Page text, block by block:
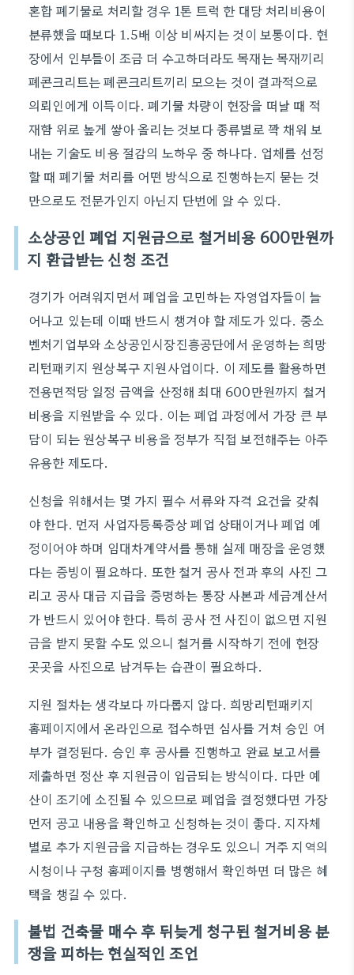
혼합 폐기물로 처리할 경우 1톤 트럭 한 대당 처리비용이
분류했을 때보다 1.5배 이상 비싸지는 것이 보통이다. 현
장에서 인부들이 조금 더 수고하더라도 목재는 목재끼리
폐콘크리트는 폐콘크리트끼리 모으는 것이 결과적으로
의뢰인에게 이득이다. 폐기물 차량이 현장을 떠날 때 적
재함 위로 높게 쌓아 올리는 것보다 종류별로 꽉 채워 보
내는 기술도 비용 절감의 노하우 중 하나다. 업체를 선정
할 때 폐기물 처리를 어떤 방식으로 진행하는지 묻는 것
만으로도 전문가인지 아닌지 단번에 알 수 있다.
소상공인 폐업 지원금으로 철거비용 600만원까
지 환급받는 신청 조건
경기가 어려워지면서 폐업을 고민하는 자영업자들이 늘
어나고 있는데 이때 반드시 챙겨야 할 제도가 있다. 중소
벤처기업부와 소상공인시장진흥공단에서 운영하는 희망
리턴패키지 원상복구 지원사업이다. 이 제도를 활용하면
전용면적당 일정 금액을 산정해 최대 600만원까지 철거
비용을 지원받을 수 있다. 이는 폐업 과정에서 가장 큰 부
담이 되는 원상복구 비용을 정부가 직접 보전해주는 아주
유용한 제도다.
신청을 위해서는 몇 가지 필수 서류와 자격 요건을 갖춰
야 한다. 먼저 사업자등록증상 폐업 상태이거나 폐업 예
정이어야 하며 임대차계약서를 통해 실제 매장을 운영했
다는 증빙이 필요하다. 또한 철거 공사 전과 후의 사진 그
리고 공사 대금 지급을 증명하는 통장 사본과 세금계산서
가 반드시 있어야 한다. 특히 공사 전 사진이 없으면 지원
금을 받지 못할 수도 있으니 철거를 시작하기 전에 현장
곳곳을 사진으로 남겨두는 습관이 필요하다.
지원 절차는 생각보다 까다롭지 않다. 희망리턴패키지
홈페이지에서 온라인으로 접수하면 심사를 거쳐 승인 여
부가 결정된다. 승인 후 공사를 진행하고 완료 보고서를
제출하면 정산 후 지원금이 입금되는 방식이다. 다만 예
산이 조기에 소진될 수 있으므로 폐업을 결정했다면 가장
먼저 공고 내용을 확인하고 신청하는 것이 좋다. 지자체
별로 추가 지원금을 지급하는 경우도 있으니 거주 지역의
시청이나 구청 홈페이지를 병행해서 확인하면 더 많은 혜
택을 챙길 수 있다.
불법 건축물 매수 후 뒤늦게 청구된 철거비용 분
쟁을 피하는 현실적인 조언